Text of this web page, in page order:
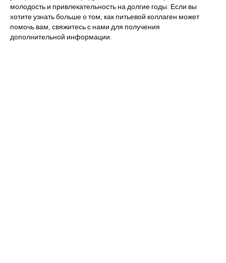
молодость и привлекательность на долгие годы. Если вы
хотите узнать больше о том, как питьевой коллаген может
помочь вам, свяжитесь с нами для получения
дополнительной информации.